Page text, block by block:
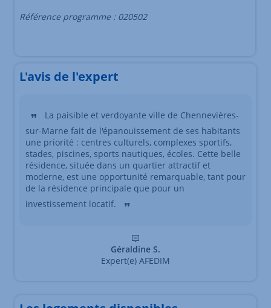
Référence programme : 020502
L'avis de l'expert
La paisible et verdoyante ville de Chennevières-
sur-Marne fait de l'épanouissement de ses habitants
une priorité : centres culturels, complexes sportifs,
stades, piscines, sports nautiques, écoles. Cette belle
résidence, située dans un quartier attractif et
moderne, est une opportunité remarquable, tant pour
de la résidence principale que pour un
investissement locatif.
Géraldine S.
Expert(e) AFEDIM